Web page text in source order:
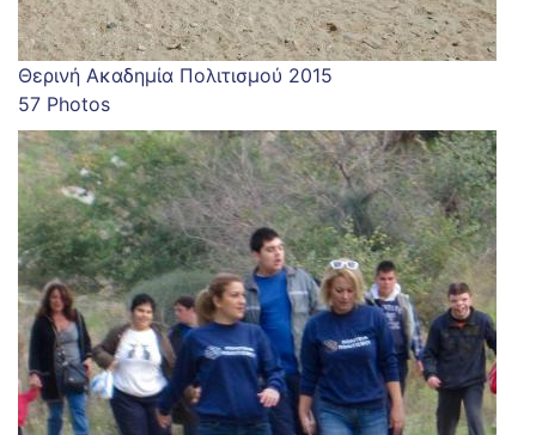
Θερινή Ακαδημία Πολιτισμού 2015
57 Photos